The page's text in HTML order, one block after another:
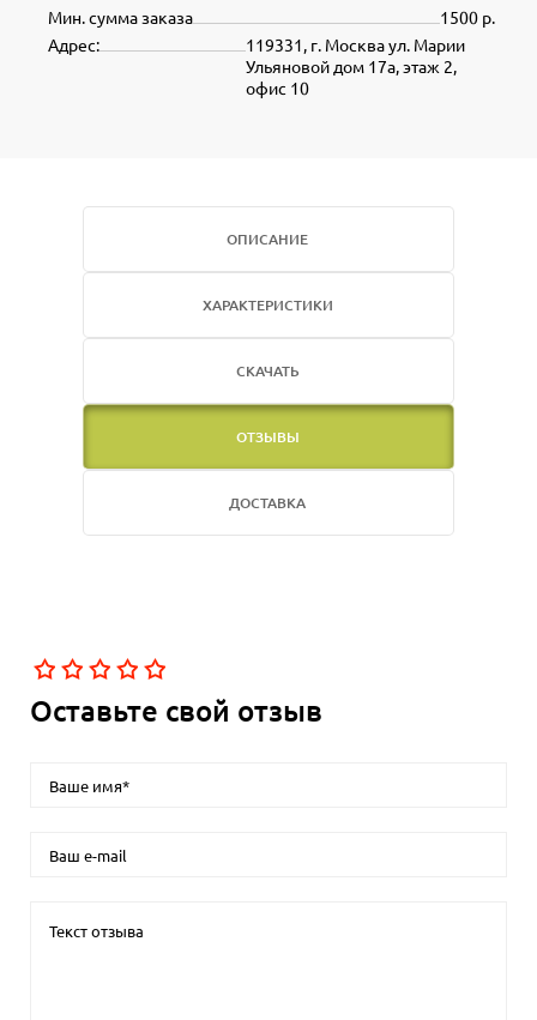
1500 р.
Мин. сумма заказа
119331, г. Москва ул. Марии
Ульяновой дом 17а, этаж 2,
офис 10
Адрес:
ОПИСАНИЕ
ХАРАКТЕРИСТИКИ
СКАЧАТЬ
ОТЗЫВЫ
ДОСТАВКА
Оставьте свой отзыв